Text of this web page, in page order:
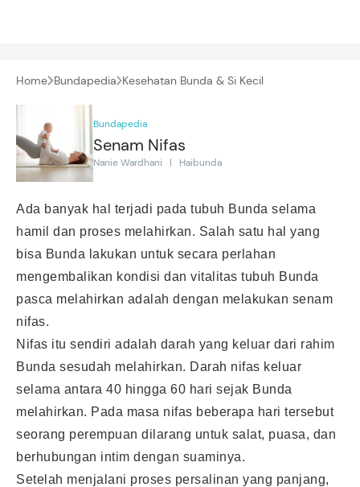
Home Bundapedia Kesehatan Bunda & Si Kecil
Bundapedia
Senam Nifas
Nanie Wardhani | Haibunda
Ada banyak hal terjadi pada tubuh Bunda selama
hamil dan proses melahirkan. Salah satu hal yang
bisa Bunda lakukan untuk secara perlahan
mengembalikan kondisi dan vitalitas tubuh Bunda
pasca melahirkan adalah dengan melakukan senam
nifas.
Nifas itu sendiri adalah darah yang keluar dari rahim
Bunda sesudah melahirkan. Darah nifas keluar
selama antara 40 hingga 60 hari sejak Bunda
melahirkan. Pada masa nifas beberapa hari tersebut
seorang perempuan dilarang untuk salat, puasa, dan
berhubungan intim dengan suaminya.
Setelah menjalani proses persalinan yang panjang,